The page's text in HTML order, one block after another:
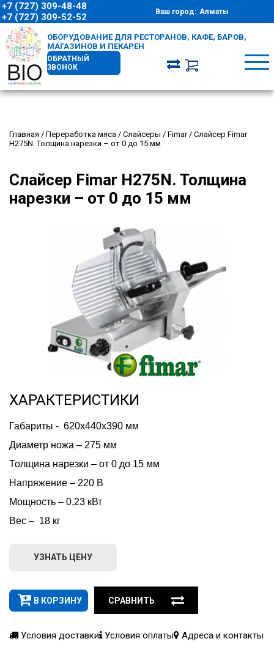
+7 (727) 309-48-48
+7 (727) 309-52-52
Ваш город: Алматы
ОБОРУДОВАНИЕ ДЛЯ РЕСТОРАНОВ, КАФЕ, БАРОВ,
МАГАЗИНОВ И ПЕКАРЕН
ОБРАТНЫЙ
ЗВОНОК
Главная / Переработка мяса / Слайсеры / Fimar / Слайсер Fimar
H275N. Толщина нарезки – от 0 до 15 мм
Слайсер Fimar H275N. Толщина
нарезки – от 0 до 15 мм
ХАРАКТЕРИСТИКИ
Габариты -  620x440x390 мм
Диаметр ножа – 275 мм
Толщина нарезки – от 0 до 15 мм
Напряжение – 220 В
Мощность – 0,23 кВт
Вес –  18 кг
УЗНАТЬ ЦЕНУ
В КОРЗИНУ СРАВНИТЬ
Условия доставки Условия оплаты Адреса и контакты